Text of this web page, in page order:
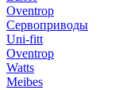
Oventrop
Сервоприводы
Uni-fitt
Oventrop
Watts
Meibes